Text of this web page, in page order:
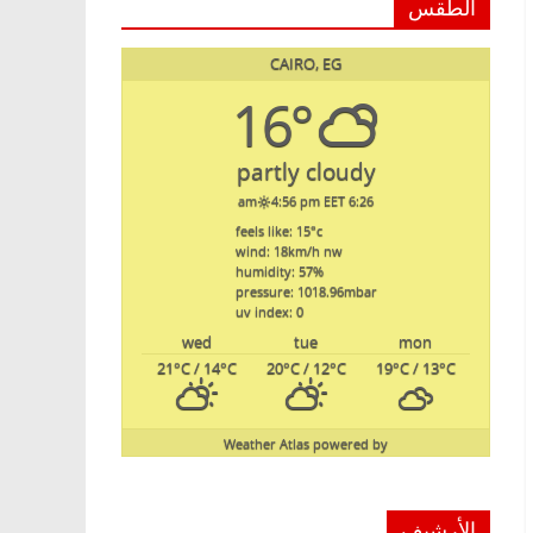
الطقس
CAIRO, EG
16°
partly cloudy
6:26 am
4:56 pm EET
feels like: 15°c
wind: 18km/h nw
humidity: 57%
pressure: 1018.96mbar
uv index: 0
mon
tue
wed
19°C/ 13°C
20°C/ 12°C
21°C/ 14°C
powered by
Weather Atlas